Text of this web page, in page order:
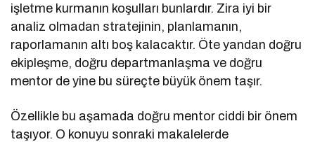
işletme kurmanın koşulları bunlardır. Zira iyi bir
analiz olmadan stratejinin, planlamanın,
raporlamanın altı boş kalacaktır. Öte yandan doğru
ekipleşme, doğru departmanlaşma ve doğru
mentor de yine bu süreçte büyük önem taşır.
Özellikle bu aşamada doğru mentor ciddi bir önem
taşıyor. O konuyu sonraki makalelerde